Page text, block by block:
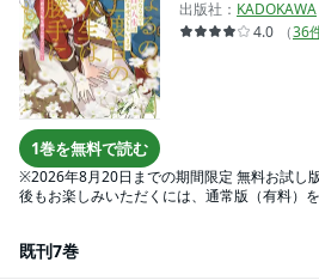
1巻を無料で読む
出版社： KADOKAWA
4.0
（36
※2026年8月20日までの期間限定 無料お試し
後もお楽しみいただくには、通常版（有料）
りに生きてやる――！） それから500年の時
既刊7巻